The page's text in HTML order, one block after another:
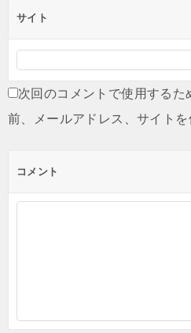
サイト
次回のコメントで使用するた
前、メールアドレス、サイトを
コメント